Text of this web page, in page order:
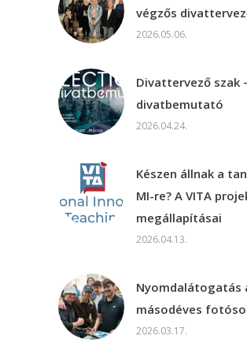
végzős
2026.05.06.
Divattervező szak
divatbemutató
2026.04.24.
Készen állnak a
MI-re? A VITA
megállapításai
2026.04.13.
Nyomdalátogatás
másodéves
2026.03.17.